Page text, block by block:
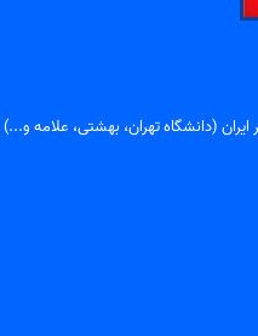
(دانشگاه تهران، بهشتی، علامه و...)